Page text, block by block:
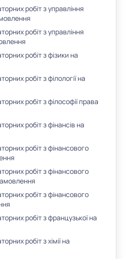
робіт з управління
робіт з управління
робіт з фізики на
робіт з філології на
робіт з філософії права
робіт з фінансів на
робіт з фінансового
робіт з фінансового
робіт з фінансового
робіт з французької на
робіт з хімії на